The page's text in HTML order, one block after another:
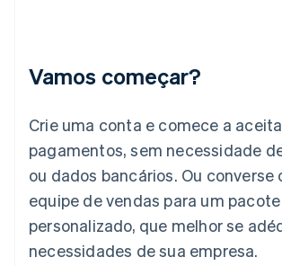
Vamos começar?
Crie uma conta e comece a
pagamentos, sem necessidade
ou dados bancários. Ou converse
equipe de vendas para um pacote
personalizado, que melhor se
necessidades de sua empresa.
日本語English
Liechtenstein
DeutschEnglish
Lituânia
English
Luxemburgo
FrançaisDeutsch English
English简体中文